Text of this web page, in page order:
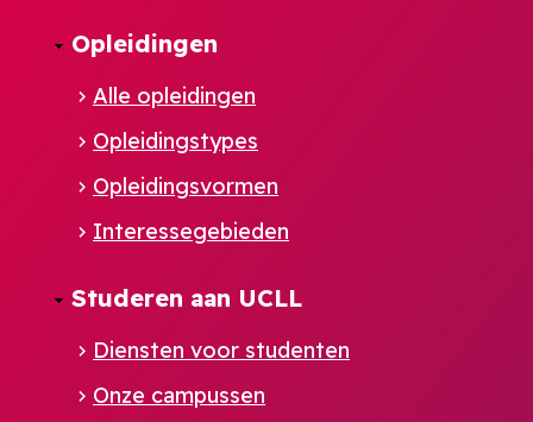
Opleidingen
Alle opleidingen
Opleidingstypes
Opleidingsvormen
Interessegebieden
Studeren aan UCLL
Diensten voor studenten
Onze campussen